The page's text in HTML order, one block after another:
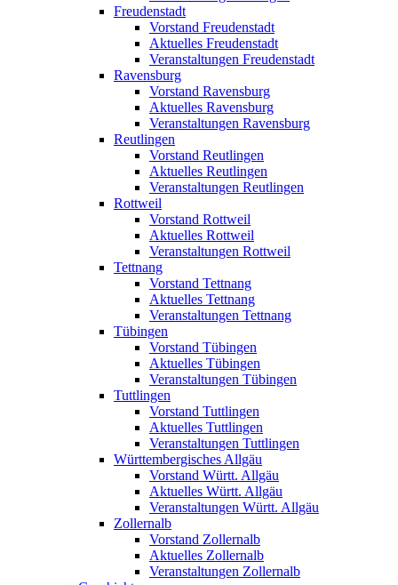
Freudenstadt
Vorstand Freudenstadt
Aktuelles Freudenstadt
Veranstaltungen Freudenstadt
Ravensburg
Vorstand Ravensburg
Aktuelles Ravensburg
Veranstaltungen Ravensburg
Reutlingen
Vorstand Reutlingen
Aktuelles Reutlingen
Veranstaltungen Reutlingen
Rottweil
Vorstand Rottweil
Aktuelles Rottweil
Veranstaltungen Rottweil
Tettnang
Vorstand Tettnang
Aktuelles Tettnang
Veranstaltungen Tettnang
Tübingen
Vorstand Tübingen
Aktuelles Tübingen
Veranstaltungen Tübingen
Tuttlingen
Vorstand Tuttlingen
Aktuelles Tuttlingen
Veranstaltungen Tuttlingen
Württembergisches Allgäu
Vorstand Württ. Allgäu
Aktuelles Württ. Allgäu
Veranstaltungen Württ. Allgäu
Zollernalb
Vorstand Zollernalb
Aktuelles Zollernalb
Veranstaltungen Zollernalb